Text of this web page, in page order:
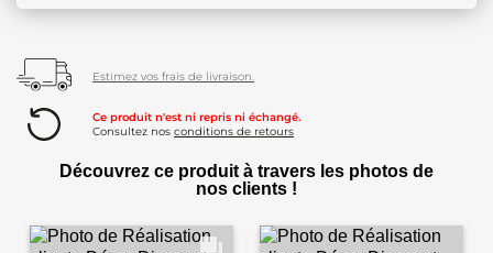
Estimez vos frais de livraison.
Ce produit n'est ni repris ni échangé.
Consultez nos conditions de retours
Découvrez ce produit à travers les photos de
nos clients !